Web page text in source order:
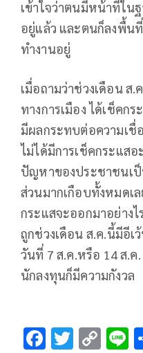
เข้าใจว่าตนมีหน้าที่ใน
อยู่แล้ว และตนก็ลงพื้น
ทำงานอยู่
เมื่อถามว่าช่วงเดือน ส.
ทางการเมือง ได้เช็คก
มีผลกระทบต่อความเชื่
ไม่ได้มีการเช็คกระแสอ
ปัญหาของประชาชนเป็
ส่วนมากเกือบทั้งหมดเ
กระแสจะออกมาอย่าง
ถูกช่วงเดือน ส.ค.นี้มีอีเ
วันที่ 7 ส.ค.หรือ 14 ส.
นักลงทุนก็มีความกังวล
F T C